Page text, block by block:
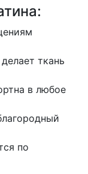
ткань
в любое
по